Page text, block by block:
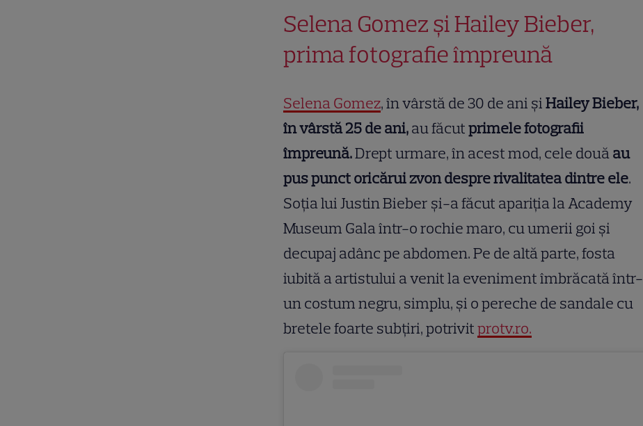
Selena Gomez și Hailey Bieber,
prima fotografie împreună
Selena Gomez, în vârstă de 30 de ani șiHailey Bieber,
în vârstă 25 de ani,au făcutprimele fotografii
împreună.Drept urmare, în acest mod, cele douăau
pus punct oricărui zvon despre rivalitatea dintre ele.
Soția lui Justin Bieber și-a făcut apariția la Academy
Museum Gala într-o rochie maro, cu umerii goi și
decupaj adânc pe abdomen. Pe de altă parte, fosta
iubită a artistului a venit la eveniment îmbrăcată într-
un costum negru, simplu, și o pereche de sandale cu
bretele foarte subțiri, potrivitprotv.ro.